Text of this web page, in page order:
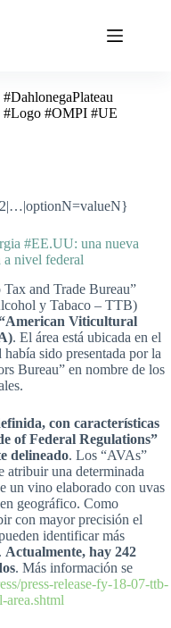
#OMPI #UE
#EE.UU: una nueva
nivel federal
and Trade Bureau”
y Tabaco – TTB)
Viticultural
. El área está ubicada en el
sido presentada por la
Bureau” en nombre de los
con características
of Federal Regulations”
delineado. Los “AVAs”
atribuir una determinada
un vino elaborado con uvas
geográfico. Como
con mayor precisión el
identificar más
Actualmente, hay 242
. Más información se
press-release-fy-18-07-ttb-
area.shtml